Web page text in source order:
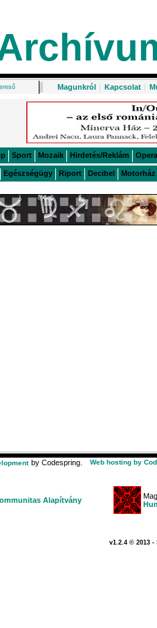
Magunkról | Kapcsolat |
Sport Mozaik Hirdetés/Reklám Opera
Egészségügy Riport Decibel Motorház
by Codespring. Web hosting by
Alapítvány
v1.2.4 © 2013